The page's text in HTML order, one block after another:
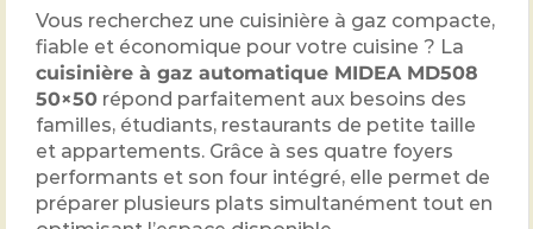
Vous recherchez une cuisinière à gaz compacte,
fiable et économique pour votre cuisine ? La
cuisinière à gaz automatique MIDEA MD508
50×50 répond parfaitement aux besoins des
familles, étudiants, restaurants de petite taille
et appartements. Grâce à ses quatre foyers
performants et son four intégré, elle permet de
préparer plusieurs plats simultanément tout en